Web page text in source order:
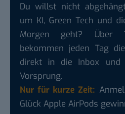
Du willst nicht
um KI, Green Tech und
Morgen geht? Über
bekommen jeden Tag
direkt in die Inbox und
Vorsprung.
Nur für kurze Zeit:
Glück Apple AirPods